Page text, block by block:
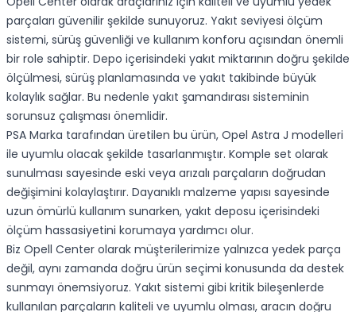
parçaları güvenilir şekilde sunuyoruz. Yakıt seviyesi ölçüm
sistemi, sürüş güvenliği ve kullanım konforu açısından önemli
bir role sahiptir. Depo içerisindeki yakıt miktarının doğru şekilde
ölçülmesi, sürüş planlamasında ve yakıt takibinde büyük
kolaylık sağlar. Bu nedenle yakıt şamandırası sisteminin
sorunsuz çalışması önemlidir.
PSA Marka tarafından üretilen bu ürün, Opel Astra J modelleri
ile uyumlu olacak şekilde tasarlanmıştır. Komple set olarak
sunulması sayesinde eski veya arızalı parçaların doğrudan
değişimini kolaylaştırır. Dayanıklı malzeme yapısı sayesinde
uzun ömürlü kullanım sunarken, yakıt deposu içerisindeki
ölçüm hassasiyetini korumaya yardımcı olur.
Biz Opell Center olarak müşterilerimize yalnızca yedek parça
değil, aynı zamanda doğru ürün seçimi konusunda da destek
sunmayı önemsiyoruz. Yakıt sistemi gibi kritik bileşenlerde
kullanılan parçaların kaliteli ve uyumlu olması, aracın doğru